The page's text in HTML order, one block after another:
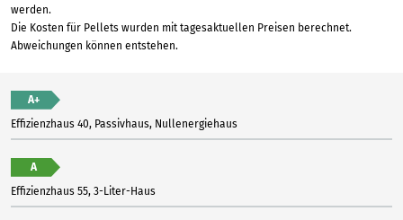
werden.
Die Kosten für Pellets wurden mit tagesaktuellen Preisen berechnet.
Abweichungen können entstehen.
A+
Effizienzhaus 40, Passivhaus, Nullenergiehaus
A
Effizienzhaus 55, 3-Liter-Haus